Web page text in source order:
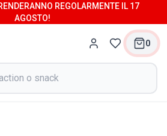
REGOLARMENTE IL 17
AGOSTO!
0